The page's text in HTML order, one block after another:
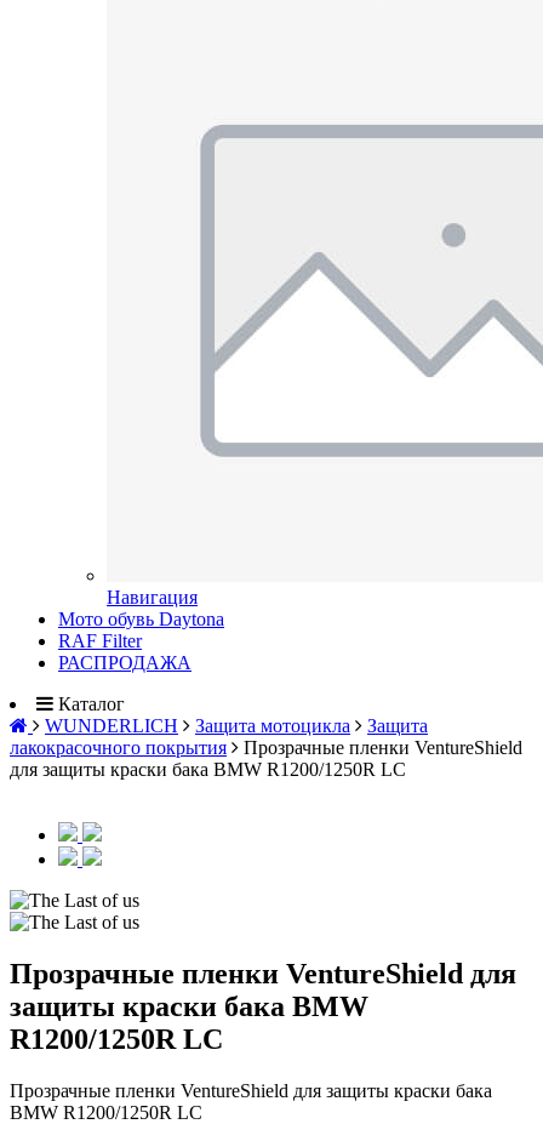
Навигация
Мото обувь Daytona
RAF Filter
РАСПРОДАЖА
Каталог
WUNDERLICH
Защита мотоцикла
Защита
лакокрасочного покрытия
Прозрачные пленки VentureShield
для защиты краски бака BMW R1200/1250R LC
Прозрачные пленки VentureShield для
защиты краски бака BMW
R1200/1250R LC
Прозрачные пленки VentureShield для защиты краски бака
BMW R1200/1250R LC